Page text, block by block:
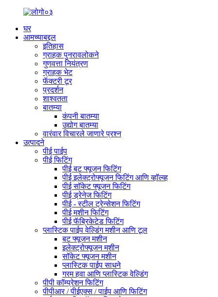
घर
आमच्याबद्दल
इतिहास
ग्राहक पुनरावलोकने
गुणवत्ता नियंत्रण
ग्राहक भेट
फॅक्टरी टूर
प्रदर्शन
शाश्वतता
बातम्या
कंपनी बातम्या
उद्योग बातम्या
वारंवार विचारले जाणारे प्रश्न
उत्पादने
पीई पाईप
पीई फिटिंग
पीई बट फ्यूजन फिटिंग
पीई इलेक्ट्रोफ्यूजन फिटिंग आणि व्हॉल्व्ह
पीई सॉकेट फ्यूजन फिटिंग
पीई ड्रेनेज फिटिंग
पीई - स्टील ट्रेन्सेशन फिटिंग
पीई मशीन फिटिंग
पीई फॅब्रिकेटेड फिटिंग
प्लास्टिक पाईप वेल्डिंग मशीन आणि टूल
बट फ्यूजन मशीन
इलेक्ट्रोफ्यूजन मशीन
सॉकेट फ्यूजन मशीन
प्लास्टिक पाईप साधने
गरम हवा आणि प्लास्टिक वेल्डिंग
पीपी कॉम्प्रेशन फिटिंग
पीपीआर / पीईएक्स / पाईप आणि फिटिंग